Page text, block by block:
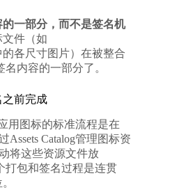
一部分，而不是签名机
文件（如
的各尺寸图片）在被整合
内容的一部分了。
之前完成
用图标的标准流程是在
Assets Catalog管理图标资
将这些资源文件放
打包和签名过程是连贯